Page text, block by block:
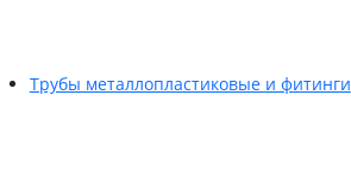
Трубы металлопластиковые и фитинги